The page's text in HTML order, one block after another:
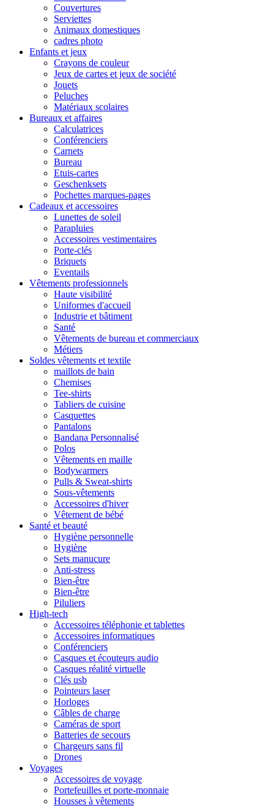
Couvertures
Serviettes
Animaux domestiques
cadres photo
Enfants et jeux
Crayons de couleur
Jeux de cartes et jeux de société
Jouets
Peluches
Matériaux scolaires
Bureaux et affaires
Calculatrices
Conférenciers
Carnets
Bureau
Etuis-cartes
Geschenksets
Pochettes marques-pages
Cadeaux et accessoires
Lunettes de soleil
Parapluies
Accessoires vestimentaires
Porte-clés
Briquets
Eventails
Vêtements professionnels
Haute visibilité
Uniformes d'accueil
Industrie et bâtiment
Santé
Vêtements de bureau et commerciaux
Métiers
Soldes vêtements et textile
maillots de bain
Chemises
Tee-shirts
Tabliers de cuisine
Casquettes
Pantalons
Bandana Personnalisé
Polos
Vêtements en maille
Bodywarmers
Pulls & Sweat-shirts
Sous-vêtements
Accessoires d'hiver
Vêtement de bébé
Santé et beauté
Hygiène personnelle
Hygiène
Sets manucure
Anti-stress
Bien-être
Bien-être
Piluliers
High-tech
Accessoires téléphonie et tablettes
Accessoires informatiques
Conférenciers
Casques et écouteurs audio
Casques réalité virtuelle
Clés usb
Pointeurs laser
Horloges
Câbles de charge
Caméras de sport
Batteries de secours
Chargeurs sans fil
Drones
Voyages
Accessoires de voyage
Portefeuilles et porte-monnaie
Housses à vêtements